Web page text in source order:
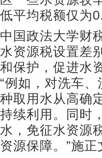
平均税额仅为
政法大学财税
资源税设置差
保护，促进水
例如，对洗车
取用水从高确
续利用。同时
，免征水资源
源保障。”施正